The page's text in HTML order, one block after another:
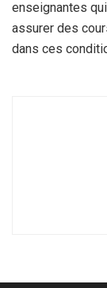
enseignantes
assurer des
dans ces